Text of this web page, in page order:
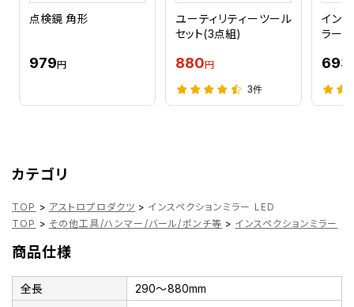
点検鏡 角形
979円
ユーティリティーツール
セット(3点組)
880円
3件
イン
ラー
693
カテゴリ
TOP > アストロプロダクツ > インスペクションミラー LED
TOP > その他工具/ハンマー/バール/ポンチ等 > インスペクションミラー
商品仕様
全長
290～880mm